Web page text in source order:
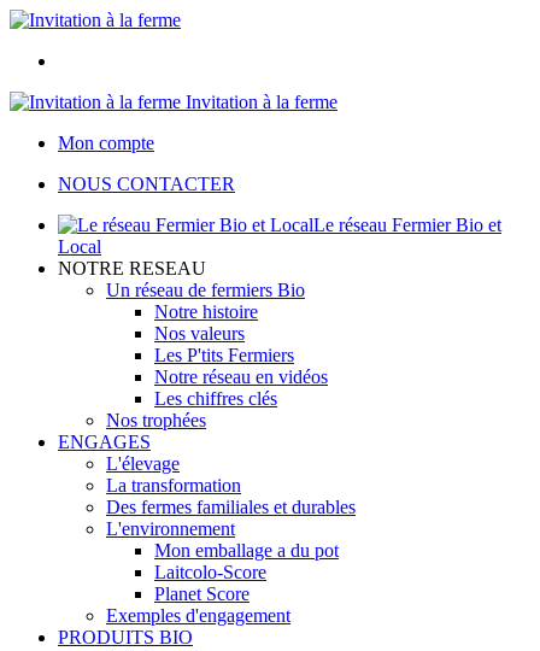
Invitation à la ferme
Mon compte
NOUS CONTACTER
Le réseau Fermier Bio et
Local
NOTRE RESEAU
Un réseau de fermiers Bio
Notre histoire
Nos valeurs
Les P'tits Fermiers
Notre réseau en vidéos
Les chiffres clés
Nos trophées
ENGAGES
L'élevage
La transformation
Des fermes familiales et durables
L'environnement
Mon emballage a du pot
Laitcolo-Score
Planet Score
Exemples d'engagement
PRODUITS BIO